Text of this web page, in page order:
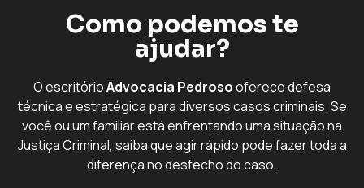
Como podemos te
ajudar?
O escritórioAdvocacia Pedrosooferece defesa
técnica e estratégica para diversos casos criminais. Se
você ou um familiar está enfrentando uma situação na
Justiça Criminal, saiba que agir rápido pode fazer toda a
diferença no desfecho do caso.